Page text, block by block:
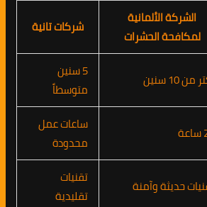
الشركة الألمانية
لمكافحة الحشرات
شركات تانية
من 10 سنين
5 سنين
متوسطاً
ساعات عمل
محدودة
حديثة وآمنة
تقنيات
تقليدية